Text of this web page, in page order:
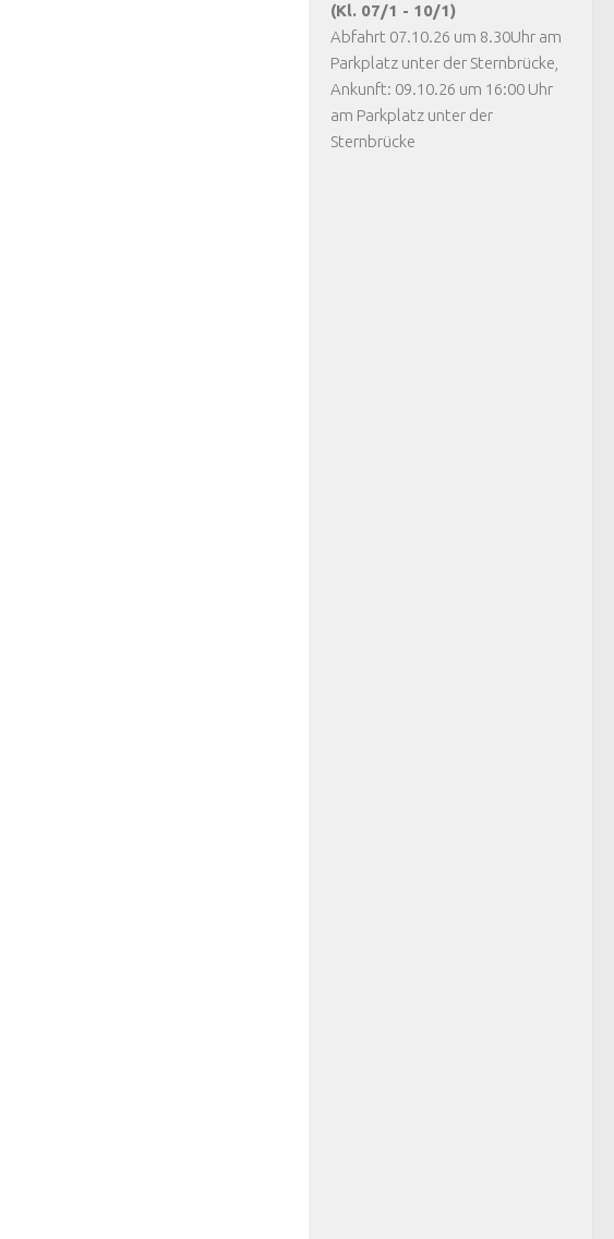
(Kl. 07/1 - 10/1)
Abfahrt 07.10.26 um 8.30Uhr am
Parkplatz unter der Sternbrücke,
Ankunft: 09.10.26 um 16:00 Uhr
am Parkplatz unter der
Sternbrücke